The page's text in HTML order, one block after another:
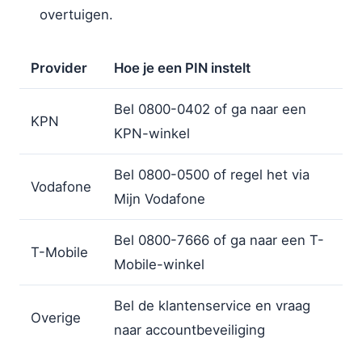
overtuigen.
Provider Hoe je een PIN instelt
KPN
Bel 0800-0402 of ga naar een
KPN-winkel
Vodafone
Bel 0800-0500 of regel het via
Mijn Vodafone
T-Mobile
Bel 0800-7666 of ga naar een T-
Mobile-winkel
Overige
Bel de klantenservice en vraag
naar accountbeveiliging